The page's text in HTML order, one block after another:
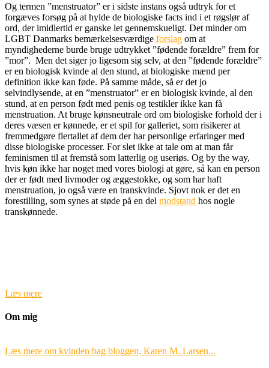
Og termen ”menstruator” er i sidste instans også udtryk for et
forgæves forsøg på at hylde de biologiske facts ind i et røgslør af
ord, der imidlertid er ganske let gennemskueligt. Det minder om
LGBT Danmarks bemærkelsesværdige forslag om at
myndighederne burde bruge udtrykket ”fødende forældre” frem for
”mor”. Men det siger jo ligesom sig selv, at den ”fødende forældre”
er en biologisk kvinde al den stund, at biologiske mænd per
definition ikke kan føde. På samme måde, så er det jo
selvindlysende, at en ”menstruator” er en biologisk kvinde, al den
stund, at en person født med penis og testikler ikke kan få
menstruation. At bruge kønsneutrale ord om biologiske forhold der i
deres væsen er kønnede, er et spil for galleriet, som risikerer at
fremmedgøre flertallet af dem der har personlige erfaringer med
disse biologiske processer. For slet ikke at tale om at man får
feminismen til at fremstå som latterlig og useriøs. Og by the way,
hvis køn ikke har noget med vores biologi at gøre, så kan en person
der er født med livmoder og æggestokke, og som har haft
menstruation, jo også være en transkvinde. Sjovt nok er det en
forestilling, som synes at støde på en del modstand hos nogle
transkønnede.
Læs mere
Om mig
Læs mere om kvinden bag bloggen, Karen M. Larsen...